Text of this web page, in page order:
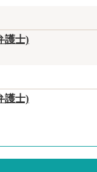
護士)
護士)